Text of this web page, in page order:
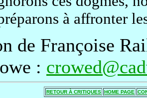
à affronter
de Françoise
:
RETOUR À CRITIQUES HOME PAGE